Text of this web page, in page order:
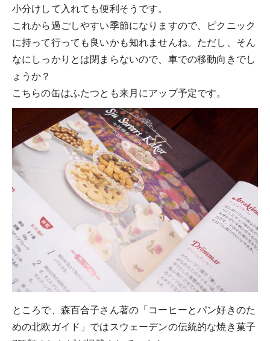
小分けして入れても便利そうです。
これから過ごしやすい季節になりますので、ピクニック
に持って行っても良いかも知れませんね。ただし、そん
なにしっかりとは閉まらないので、車での移動向きでし
ょうか？
こちらの缶はふたつとも来月にアップ予定です。
ところで、森百合子さん著の「コーヒーとパン好きのた
めの北欧ガイド」ではスウェーデンの伝統的な焼き菓子